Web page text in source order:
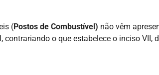
(Postos de Combustível) não vêm
o que estabelece o inciso VII,